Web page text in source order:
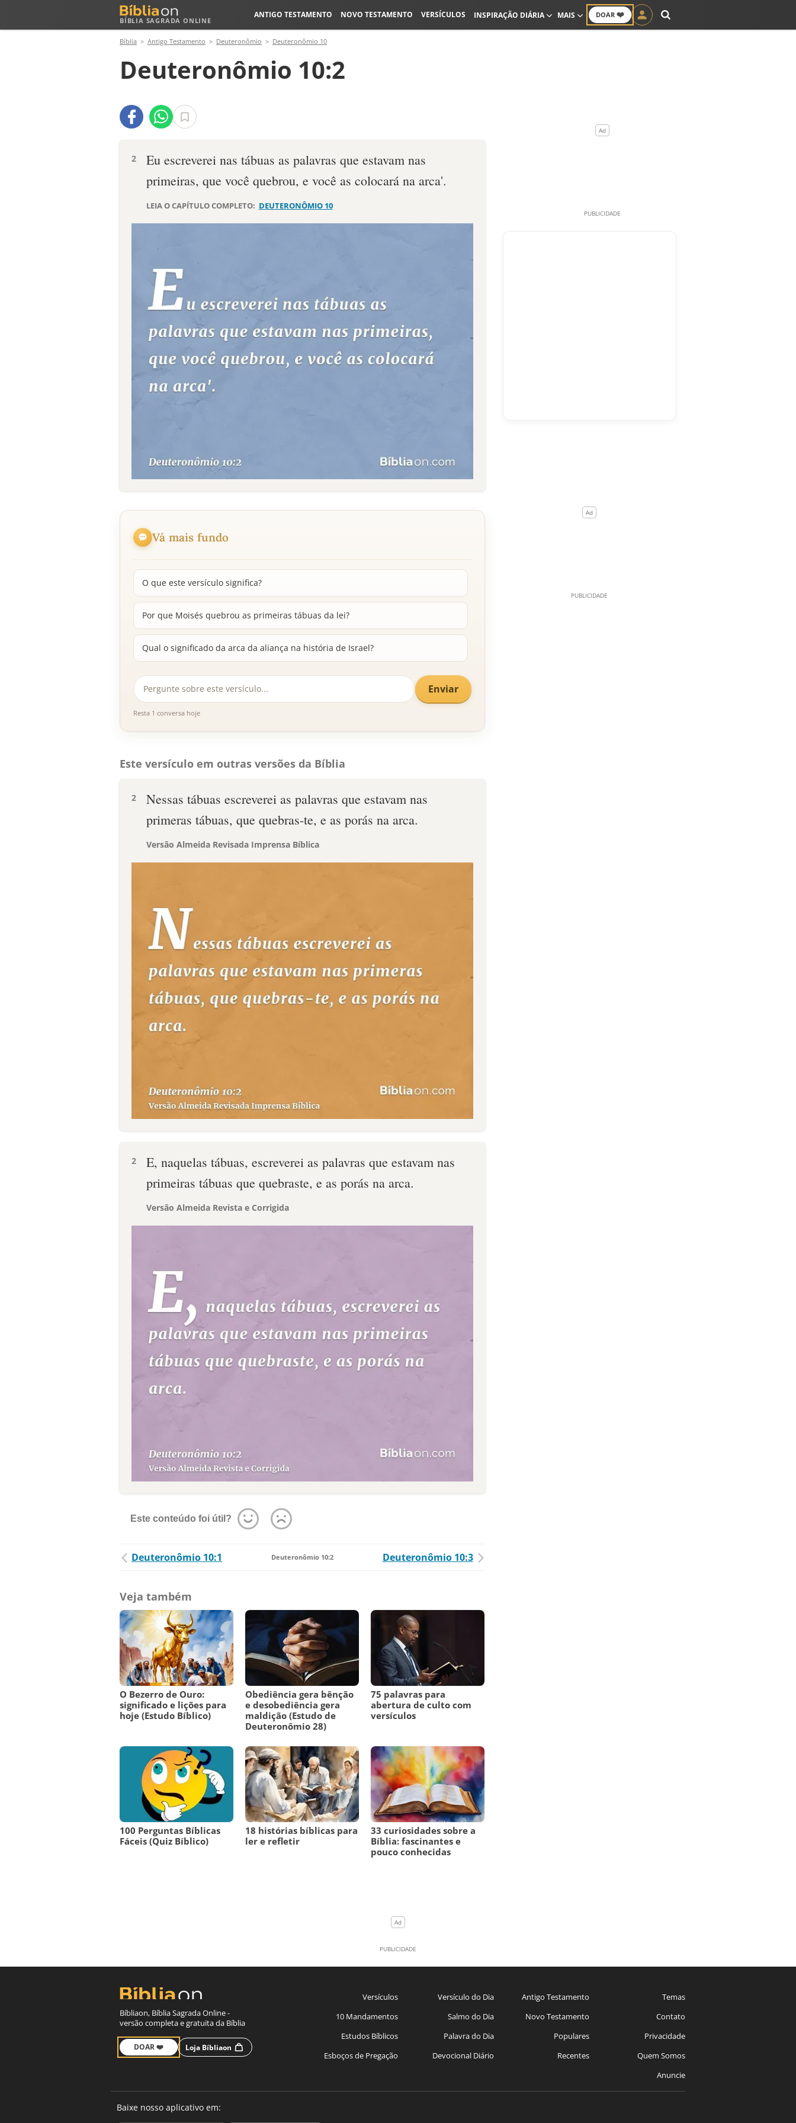
BÍBLIA SAGRADA ONLINE
DOAR ❤️
ANTIGO TESTAMENTO NOVO TESTAMENTO VERSÍCULOS INSPIRAÇÃO DIÁRIA MAIS
Bíblia Antigo Testamento Deuteronômio Deuteronômio 10
Deuteronômio 10:2
2
Eu escreverei nas tábuas as palavras que estavam nas
primeiras, que você quebrou, e você as colocará na arca'.
LEIA O CAPÍTULO COMPLETO: DEUTERONÔMIO 10
Vá mais fundo
O que este versículo significa?
Por que Moisés quebrou as primeiras tábuas da lei?
Qual o significado da arca da aliança na história de Israel?
Enviar
Resta 1 conversa hoje
Este versículo em outras versões da Bíblia
2
Nessas tábuas escreverei as palavras que estavam nas
primeras tábuas, que quebras-te, e as porás na arca.
Versão Almeida Revisada Imprensa Bíblica
2
E, naquelas tábuas, escreverei as palavras que estavam nas
primeiras tábuas que quebraste, e as porás na arca.
Versão Almeida Revista e Corrigida
Este conteúdo foi útil?
Deuteronômio 10:1 Deuteronômio 10:2 Deuteronômio 10:3
Veja também
O Bezerro de Ouro:
significado e lições para
hoje (Estudo Bíblico)
Obediência gera bênção
e desobediência gera
maldição (Estudo de
Deuteronômio 28)
75 palavras para
abertura de culto com
versículos
100 Perguntas Bíblicas
Fáceis (Quiz Bíblico)
18 histórias bíblicas para
ler e refletir
33 curiosidades sobre a
Bíblia: fascinantes e
pouco conhecidas
Bíbliaon, Bíblia Sagrada Online -
versão completa e gratuita da Bíblia
DOAR ❤️ Loja Bíbliaon
Versículos
10 Mandamentos
Estudos Bíblicos
Esboços de Pregação
Versículo do Dia
Salmo do Dia
Palavra do Dia
Devocional Diário
Antigo Testamento
Novo Testamento
Populares
Recentes
Temas
Contato
Privacidade
Quem Somos
Anuncie
Baixe nosso aplicativo em: